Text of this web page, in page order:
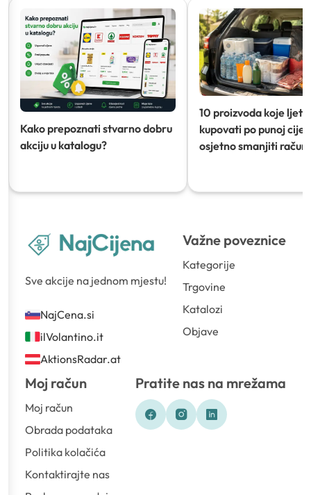
Kako prepoznati stvarno dobru
akciju u katalogu?
10 proizvoda koje ljeti
kupovati po punoj
osjetno smanjiti račun)
Sve akcije na jednom mjestu!
NajCena.si
ilVolantino.it
AktionsRadar.at
Važne poveznice
Kategorije
Trgovine
Katalozi
Objave
Moj račun
Moj račun
Obrada podataka
Politika kolačića
Kontaktirajte nas
Pratite nas na mrežama